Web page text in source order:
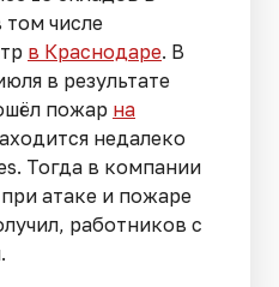
том числе
в Краснодаре. В
в результате
пожар на
недалеко
Тогда в компании
атаке и пожаре
работников с